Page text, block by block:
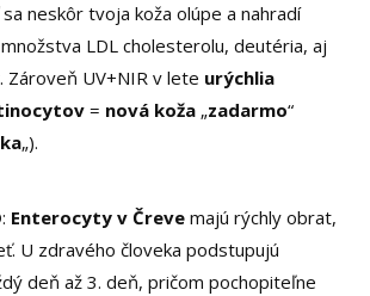
neskôr tvoja koža olúpe a nahradí
LDL cholesterolu, deutéria, aj
Zároveň UV+NIR v lete urýchlia
= nová koža „zadarmo“
„).
: Enterocyty v Čreve majú rýchly obrat,
U zdravého človeka podstupujú
deň až 3. deň, pričom pochopiteľne